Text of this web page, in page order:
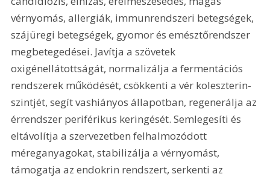
vérnyomás, allergiák, immunrendszeri betegségek,
szájüregi betegségek, gyomor és emésztőrendszer
megbetegedései. Javítja a szövetek
oxigénellátottságát, normalizálja a fermentációs
rendszerek működését, csökkenti a vér koleszterin-
szintjét, segít vashiányos állapotban, regenerálja az
érrendszer periférikus keringését. Semlegesíti és
eltávolítja a szervezetben felhalmozódott
méreganyagokat, stabilizálja a vérnyomást,
támogatja az endokrin rendszert, serkenti az